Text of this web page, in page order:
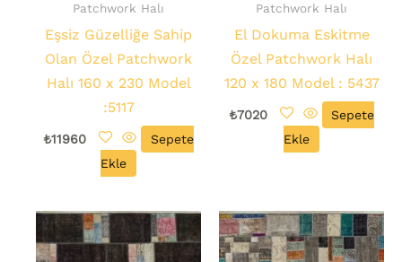
Patchwork Halı
Eşsiz Güzelliğe Sahip
Olan Özel Patchwork
Halı 160 x 230 Model
:5117
₺11960
Sepete
Ekle
Patchwork Halı
El Dokuma Eskitme
Özel Patchwork Halı
120 x 180 Model : 5437
₺7020
Sepete
Ekle